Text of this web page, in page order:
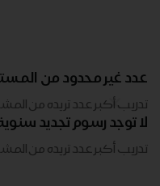
عدد غير محدود من
تدريب أكبر عدد تريده من
لا توجد رسوم تجديد
تدريب أكبر عدد تريده من